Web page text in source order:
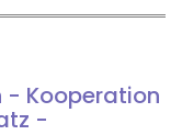
- Kooperation
-